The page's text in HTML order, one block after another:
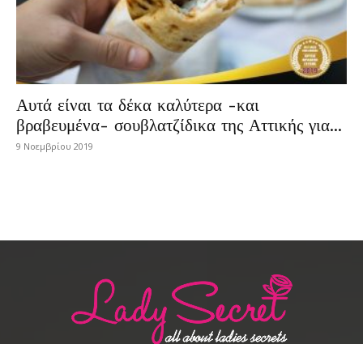
Αυτά είναι τα δέκα καλύτερα -και
βραβευμένα- σουβλατζίδικα της Αττικής για...
9 Νοεμβρίου 2019